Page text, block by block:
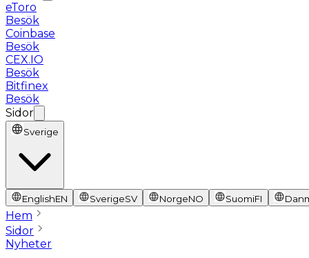
eToro
Besök
Coinbase
Besök
CEX.IO
Besök
Bitfinex
Besök
Sidor
Sverige
EnglishEN SverigeSV NorgeNO SuomiFI
Hem
Sidor
Nyheter